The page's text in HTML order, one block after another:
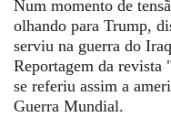
Num momento de
olhando para Trump,
serviu na guerra do
Reportagem da
se referiu assim a
Guerra Mundial.